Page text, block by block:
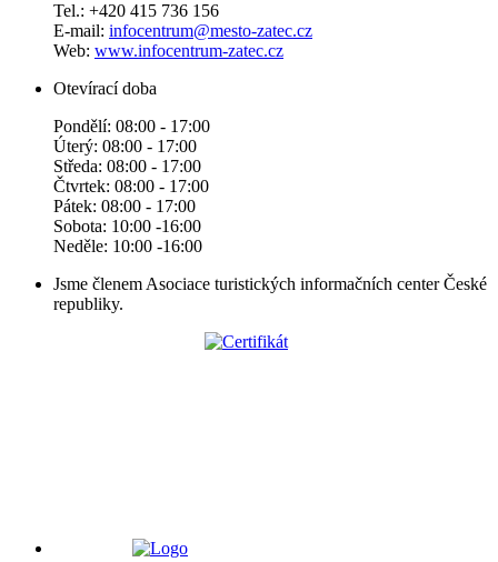
Tel.: +420 415 736 156
E-mail: infocentrum@mesto-zatec.cz
Web: www.infocentrum-zatec.cz
Otevírací doba
Pondělí: 08:00 - 17:00
Úterý: 08:00 - 17:00
Středa: 08:00 - 17:00
Čtvrtek: 08:00 - 17:00
Pátek: 08:00 - 17:00
Sobota: 10:00 -16:00
Neděle: 10:00 -16:00
Jsme členem Asociace turistických informačních center České
republiky.